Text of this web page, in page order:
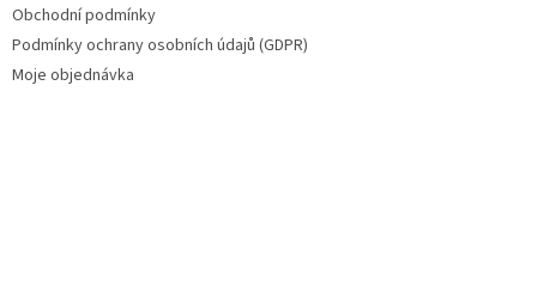
Obchodní podmínky
Podmínky ochrany osobních údajů (GDPR)
Moje objednávka